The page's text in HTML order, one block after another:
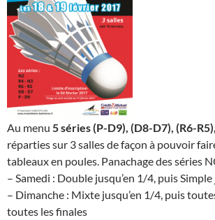
Au menu 5 séries (P-D9), (D8-D7), (R6-
réparties sur 3 salles de façon à pouvoir
tableaux en poules. Panachage des séries
– Samedi : Double jusqu’en 1/4, puis Simple
– Dimanche : Mixte jusqu’en 1/4, puis
toutes les finales